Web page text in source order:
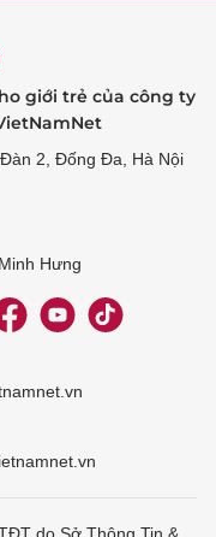
giới trẻ của công ty
2, Đống Đa, Hà Nội
Hưng